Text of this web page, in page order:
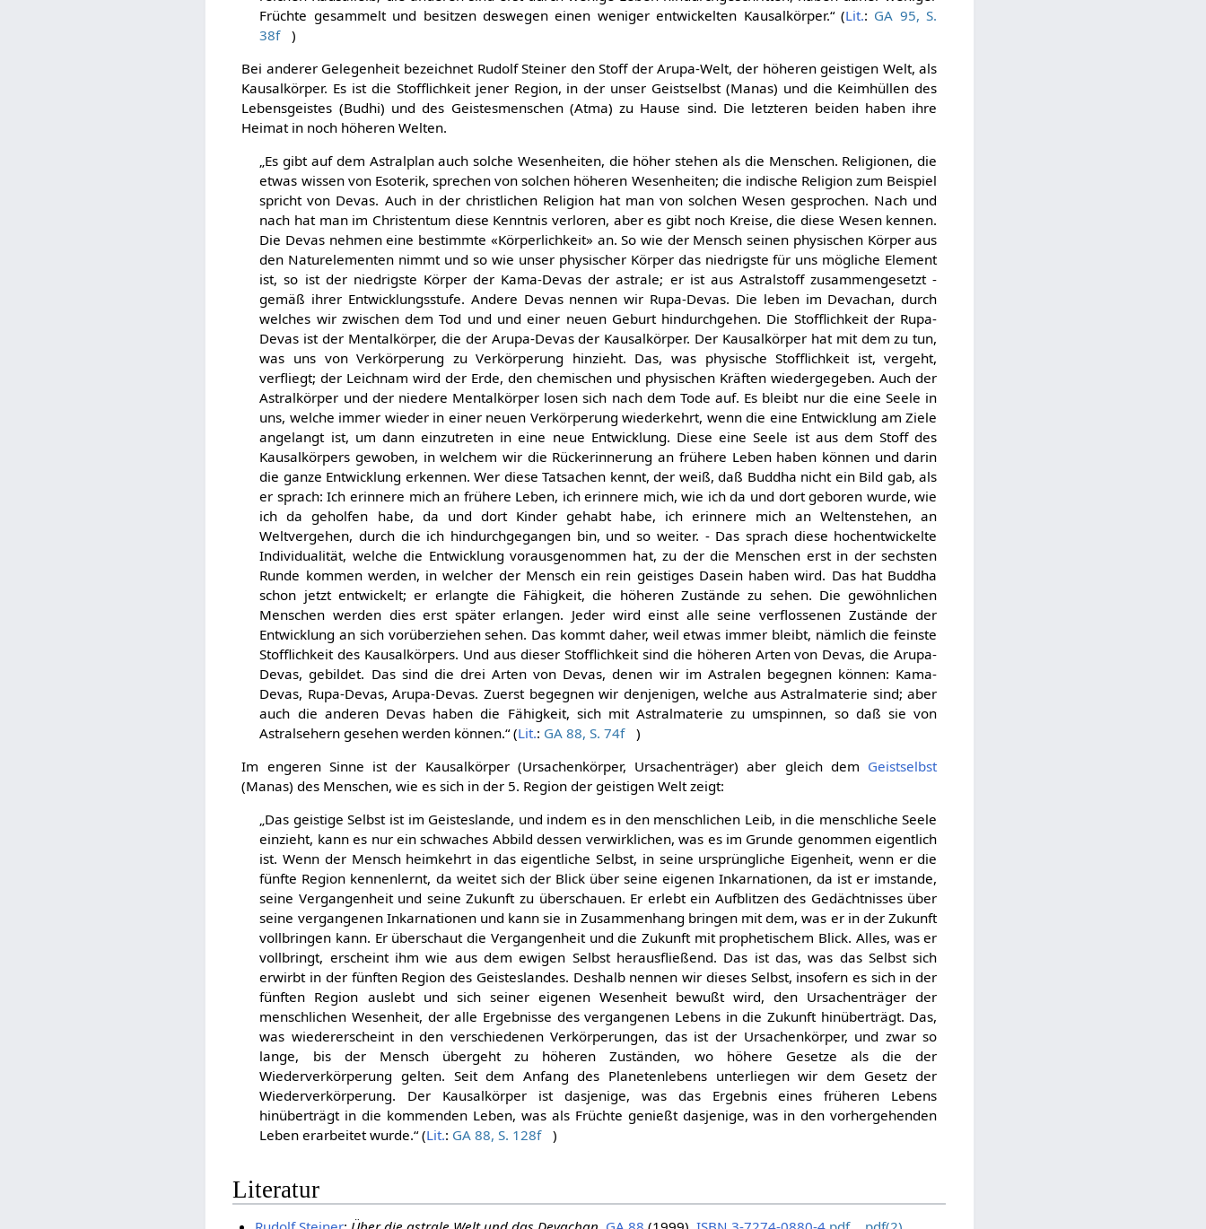
Früchte gesammelt und besitzen deswegen einen weniger entwickelten Kausalkörper.“ (Lit.: GA 95, S.
38f
)
Bei anderer Gelegenheit bezeichnet Rudolf Steiner den Stoff der Arupa-Welt, der höheren geistigen Welt, als
Kausalkörper. Es ist die Stofflichkeit jener Region, in der unser Geistselbst (Manas) und die Keimhüllen des
Lebensgeistes (Budhi) und des Geistesmenschen (Atma) zu Hause sind. Die letzteren beiden haben ihre
Heimat in noch höheren Welten.
„Es gibt auf dem Astralplan auch solche Wesenheiten, die höher stehen als die Menschen. Religionen, die
etwas wissen von Esoterik, sprechen von solchen höheren Wesenheiten; die indische Religion zum Beispiel
spricht von Devas. Auch in der christlichen Religion hat man von solchen Wesen gesprochen. Nach und
nach hat man im Christentum diese Kenntnis verloren, aber es gibt noch Kreise, die diese Wesen kennen.
Die Devas nehmen eine bestimmte «Körperlichkeit» an. So wie der Mensch seinen physischen Körper aus
den Naturelementen nimmt und so wie unser physischer Körper das niedrigste für uns mögliche Element
ist, so ist der niedrigste Körper der Kama-Devas der astrale; er ist aus Astralstoff zusammengesetzt -
gemäß ihrer Entwicklungsstufe. Andere Devas nennen wir Rupa-Devas. Die leben im Devachan, durch
welches wir zwischen dem Tod und und einer neuen Geburt hindurchgehen. Die Stofflichkeit der Rupa-
Devas ist der Mentalkörper, die der Arupa-Devas der Kausalkörper. Der Kausalkörper hat mit dem zu tun,
was uns von Verkörperung zu Verkörperung hinzieht. Das, was physische Stofflichkeit ist, vergeht,
verfliegt; der Leichnam wird der Erde, den chemischen und physischen Kräften wiedergegeben. Auch der
Astralkörper und der niedere Mentalkörper losen sich nach dem Tode auf. Es bleibt nur die eine Seele in
uns, welche immer wieder in einer neuen Verkörperung wiederkehrt, wenn die eine Entwicklung am Ziele
angelangt ist, um dann einzutreten in eine neue Entwicklung. Diese eine Seele ist aus dem Stoff des
Kausalkörpers gewoben, in welchem wir die Rückerinnerung an frühere Leben haben können und darin
die ganze Entwicklung erkennen. Wer diese Tatsachen kennt, der weiß, daß Buddha nicht ein Bild gab, als
er sprach: Ich erinnere mich an frühere Leben, ich erinnere mich, wie ich da und dort geboren wurde, wie
ich da geholfen habe, da und dort Kinder gehabt habe, ich erinnere mich an Weltenstehen, an
Weltvergehen, durch die ich hindurchgegangen bin, und so weiter. - Das sprach diese hochentwickelte
Individualität, welche die Entwicklung vorausgenommen hat, zu der die Menschen erst in der sechsten
Runde kommen werden, in welcher der Mensch ein rein geistiges Dasein haben wird. Das hat Buddha
schon jetzt entwickelt; er erlangte die Fähigkeit, die höheren Zustände zu sehen. Die gewöhnlichen
Menschen werden dies erst später erlangen. Jeder wird einst alle seine verflossenen Zustände der
Entwicklung an sich vorüberziehen sehen. Das kommt daher, weil etwas immer bleibt, nämlich die feinste
Stofflichkeit des Kausalkörpers. Und aus dieser Stofflichkeit sind die höheren Arten von Devas, die Arupa-
Devas, gebildet. Das sind die drei Arten von Devas, denen wir im Astralen begegnen können: Kama-
Devas, Rupa-Devas, Arupa-Devas. Zuerst begegnen wir denjenigen, welche aus Astralmaterie sind; aber
auch die anderen Devas haben die Fähigkeit, sich mit Astralmaterie zu umspinnen, so daß sie von
Astralsehern gesehen werden können.“ (Lit.: GA 88, S. 74f
)
Im engeren Sinne ist der Kausalkörper (Ursachenkörper, Ursachenträger) aber gleich dem Geistselbst
(Manas) des Menschen, wie es sich in der 5. Region der geistigen Welt zeigt:
„Das geistige Selbst ist im Geisteslande, und indem es in den menschlichen Leib, in die menschliche Seele
einzieht, kann es nur ein schwaches Abbild dessen verwirklichen, was es im Grunde genommen eigentlich
ist. Wenn der Mensch heimkehrt in das eigentliche Selbst, in seine ursprüngliche Eigenheit, wenn er die
fünfte Region kennenlernt, da weitet sich der Blick über seine eigenen Inkarnationen, da ist er imstande,
seine Vergangenheit und seine Zukunft zu überschauen. Er erlebt ein Aufblitzen des Gedächtnisses über
seine vergangenen Inkarnationen und kann sie in Zusammenhang bringen mit dem, was er in der Zukunft
vollbringen kann. Er überschaut die Vergangenheit und die Zukunft mit prophetischem Blick. Alles, was er
vollbringt, erscheint ihm wie aus dem ewigen Selbst herausfließend. Das ist das, was das Selbst sich
erwirbt in der fünften Region des Geisteslandes. Deshalb nennen wir dieses Selbst, insofern es sich in der
fünften Region auslebt und sich seiner eigenen Wesenheit bewußt wird, den Ursachenträger der
menschlichen Wesenheit, der alle Ergebnisse des vergangenen Lebens in die Zukunft hinüberträgt. Das,
was wiedererscheint in den verschiedenen Verkörperungen, das ist der Ursachenkörper, und zwar so
lange, bis der Mensch übergeht zu höheren Zuständen, wo höhere Gesetze als die der
Wiederverkörperung gelten. Seit dem Anfang des Planetenlebens unterliegen wir dem Gesetz der
Wiederverkörperung. Der Kausalkörper ist dasjenige, was das Ergebnis eines früheren Lebens
hinüberträgt in die kommenden Leben, was als Früchte genießt dasjenige, was in den vorhergehenden
Leben erarbeitet wurde.“ (Lit.: GA 88, S. 128f )
Literatur